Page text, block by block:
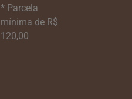
* Parcela
mínima de R$
120,00